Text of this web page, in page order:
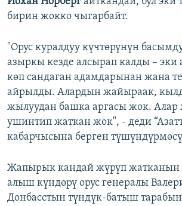
бирин жокко чыгарбайт.
"Орус куралдуу күчтөрүнүн
азыркы кезде алсырап калды – эки
көп сандаган адамдарынан жана
айрылды. Алардын жайыраак,
жылуудан башка аргасы жок.
ушинтип жаткан жок", - деди
кабарчысына берген
Жапырык кандай жүрүп жатканын
алыш күндөрү орус генералы
Донбасстын түндүк-батыш